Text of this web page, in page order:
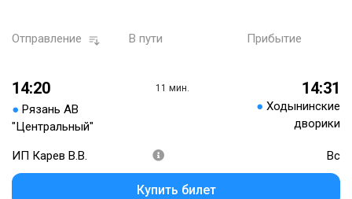
Отправление В пути Прибытие
14:20
● Рязань АВ
"Центральный"
11 мин. 14:31
● Ходынинские
дворики
ИП Карев В.В. Вс
Купить билет